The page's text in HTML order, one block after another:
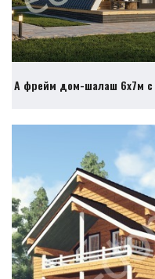
А фрейм дом-шалаш 6х7м